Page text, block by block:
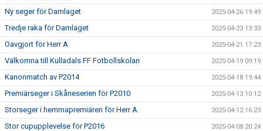
Ny seger för Damlaget 2025-04-26 19:49
Tredje raka för Damlaget 2025-04-23 13:33
Oavgjort för Herr A 2025-04-21 17:23
Välkomna till Kulladals FF Fotbollskolan 2025-04-19 09:19
Kanonmatch av P2014 2025-04-18 19:44
Premiärseger i Skåneserien för P2010 2025-04-13 10:12
Storseger i hemmapremiären för Herr A 2025-04-12 16:23
Stor cupupplevelse för P2016 2025-04-08 20:24